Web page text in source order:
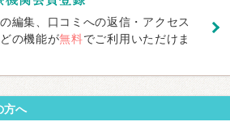
編集、口コミへの返信・アクセス
の機能が無料でご利用いただけま
方へ